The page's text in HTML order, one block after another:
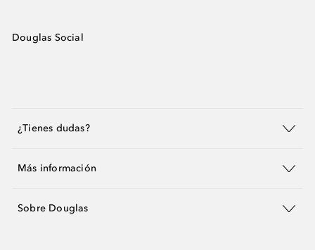
Douglas Social
¿Tienes dudas?
Más información
Sobre Douglas